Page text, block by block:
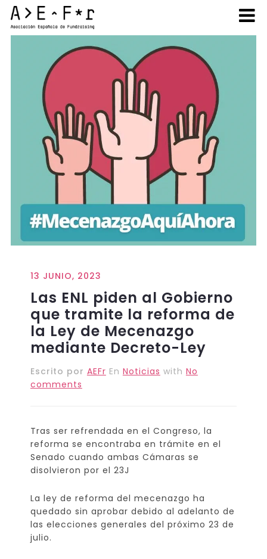
13 JUNIO, 2023
Las ENL piden al Gobierno
que tramite la reforma de
la Ley de Mecenazgo
mediante Decreto-Ley
Escrito por AEFr En Noticias with No
comments
Tras ser refrendada en el Congreso, la
reforma se encontraba en trámite en el
Senado cuando ambas Cámaras se
disolvieron por el 23J
La ley de reforma del mecenazgo ha
quedado sin aprobar debido al adelanto de
las elecciones generales del próximo 23 de
julio.